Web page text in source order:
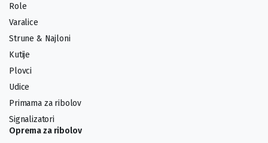
Role
Varalice
Strune & Najloni
Kutije
Plovci
Udice
Primama za ribolov
Signalizatori
Oprema za ribolov